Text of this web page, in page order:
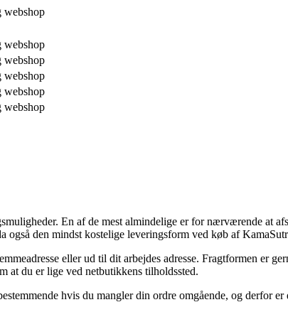
webshop
webshop
webshop
webshop
webshop
webshop
En af de mest almindelige er for nærværende at
den mindst kostelige leveringsform ved køb af
eller ud til dit arbejdes adresse. Fragtformen er
at du er lige ved netbutikkens tilholdssted.
hvis du mangler din ordre omgående, og derfor